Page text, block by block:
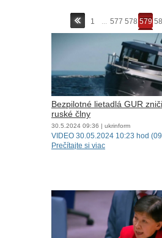
1 ... 577 578 579
Bezpilotné lietadlá GUR
ruské člny
30.5.2024 09:36 | ukrinform
VIDEO 30.05.2024 10:23 hod
Prečítajte si viac